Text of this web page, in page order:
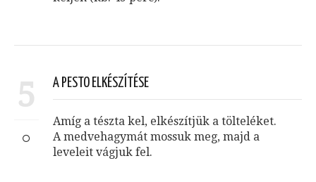
5 A PESTO ELKÉSZÍTÉSE
Amíg a tészta kel, elkészítjük a tölteléket.
A medvehagymát mossuk meg, majd a
leveleit vágjuk fel.